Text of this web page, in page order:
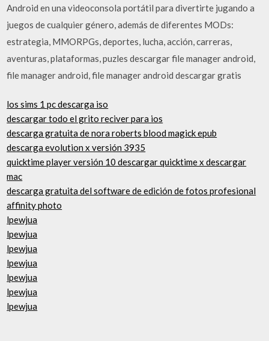
Android en una videoconsola portátil para divertirte jugando a
juegos de cualquier género, además de diferentes MODs:
estrategia, MMORPGs, deportes, lucha, acción, carreras,
aventuras, plataformas, puzles descargar file manager android,
file manager android, file manager android descargar gratis
los sims 1 pc descarga iso
descargar todo el grito reciver para ios
descarga gratuita de nora roberts blood magick epub
descarga evolution x versión 3935
quicktime player versión 10 descargar quicktime x descargar
mac
descarga gratuita del software de edición de fotos profesional
affinity photo
lpewjua
lpewjua
lpewjua
lpewjua
lpewjua
lpewjua
lpewjua